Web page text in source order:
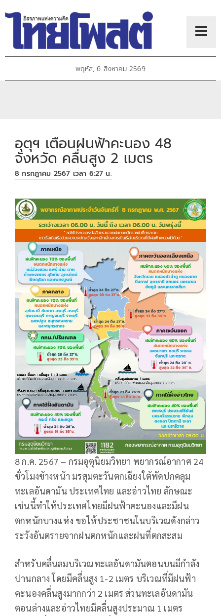
พฤหัส, 6 สิงหาคม 2569
อุตุฯ เตือนฝนฟ้าคะนอง 48
จังหวัด คลื่นสูง 2 เมตร
8 กรกฎาคม 2567 เวลา 6:27 น.
8 ก.ค. 2567 – กรมอุตุนิยมวิทยา พยากรณ์อากาศ 24
ชั่วโมงข้างหน้า มรสุมตะวันตกเฉียงใต้พัดปกคลุม
ทะเลอันดามัน ประเทศไทย และอ่าวไทย ลักษณะ
เช่นนี้ทำให้ประเทศไทยมีฝนฟ้าคะนองและมีฝน
ตกหนักบางแห่ง ขอให้ประชาชนในบริเวณดังกล่าว
ระวังอันตรายจากฝนตกหนักและฝนที่ตกสะสม
สำหรับคลื่นลมบริเวณทะเลอันดามันตอนบนมีกำลัง
ปานกลาง โดยมีคลื่นสูง 1-2 เมตร บริเวณที่มีฝนฟ้า
คะนองคลื่นสูงมากกว่า 2 เมตร ส่วนทะเลอันดามัน
ตอนล่างและอ่าวไทยมีคลื่นสูงประมาณ 1 เมตร